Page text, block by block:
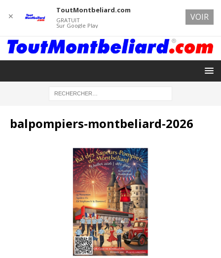
balpompiers-montbeliard-2026
✕
ToutMontbeliard.com
GRATUIT
Sur Google Play
VOIR